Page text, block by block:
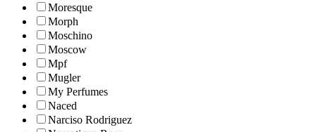
Moresque
Morph
Moschino
Moscow
Mpf
Mugler
My Perfumes
Naced
Narciso Rodriguez